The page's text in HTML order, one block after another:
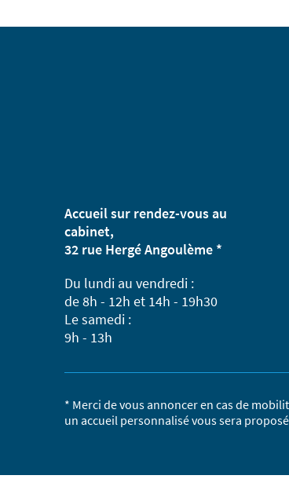
Accueil sur rendez-vous au
cabinet,
32 rue Hergé Angoulème *
Du lundi au vendredi :
de 8h - 12h et 14h - 19h30
Le samedi :
9h - 13h
* Merci de vous annoncer en cas de
un accueil personnalisé vous sera proposé